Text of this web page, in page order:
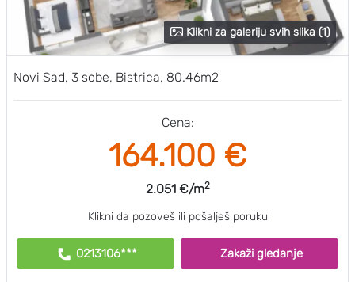
Klikni za galeriju svih slika (1)
Novi Sad, 3 sobe, Bistrica, 80.46m2
Cena:
164.100 €
2.051 €/m2
Klikni da pozoveš ili pošalješ poruku
0213106*** Zakaži gledanje